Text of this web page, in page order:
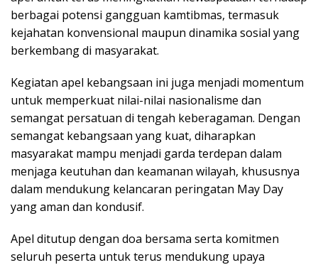
berbagai potensi gangguan kamtibmas, termasuk
kejahatan konvensional maupun dinamika sosial yang
berkembang di masyarakat.
Kegiatan apel kebangsaan ini juga menjadi momentum
untuk memperkuat nilai-nilai nasionalisme dan
semangat persatuan di tengah keberagaman. Dengan
semangat kebangsaan yang kuat, diharapkan
masyarakat mampu menjadi garda terdepan dalam
menjaga keutuhan dan keamanan wilayah, khususnya
dalam mendukung kelancaran peringatan May Day
yang aman dan kondusif.
Apel ditutup dengan doa bersama serta komitmen
seluruh peserta untuk terus mendukung upaya